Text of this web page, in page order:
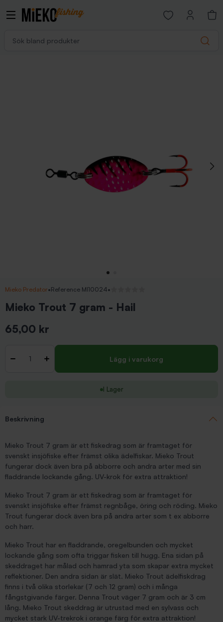
Search
Open favorites
Mieko Predator•Reference MI10024•
Mieko Trout 7 gram - Hail
65,00 kr
- + Lägg i varukorg
I Lager
Beskrivning
Mieko Trout 7 gram är ett fiskedrag som är framtaget för
svenskt insjöfiske efter främst olika ädelfiskar. Mieko Trout
fungerar dock även bra på abborre och andra arter med sin
fladdrande lockande gång. UV-krok för extra attraktion!
Mieko Trout 7 gram är ett fiskedrag som är framtaget för
svenskt insjöfiske efter främst regnbåge, öring och röding. Mieko
Trout fungerar dock även bra på andra arter som t ex abborre
och harr.
Mieko Trout har en fladdrande, oregelbunden och mycket
lockande gång som ofta triggar fisken till hugg. Ena sidan på
skeddraget har målad och hamrad yta som skapar extra mycket
reflektioner. Den andra sidan är slät. Mieko Trout ädelfiskdrag
finns i två olika storlekar (7 och 12 gram) och i många
fångstgivande färger. Denna Trout väger 7 gram och är 3 cm
lång. Mieko Trout skeddrag är utrustad med en sylvass och
mycket stark UV-trekrok i orange färg för extra attraktion!